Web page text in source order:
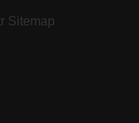
Sitemap